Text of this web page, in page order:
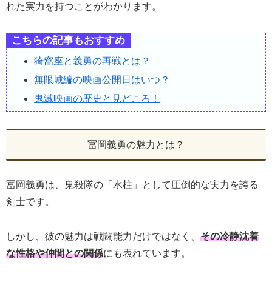
れた実力を持つことがわかります。
こちらの記事もおすすめ
猗窩座と義勇の再戦とは？
無限城編の映画公開日はいつ？
鬼滅映画の歴史と見どころ！
冨岡義勇の魅力とは？
冨岡義勇は、鬼殺隊の「水柱」として圧倒的な実力を誇る
剣士です。
しかし、彼の魅力は戦闘能力だけではなく、 その冷静沈着
な性格や仲間との関係にも表れています。